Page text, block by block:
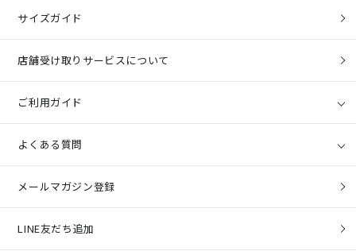
サイズガイド
店舗受け取りサービスについて
ご利用ガイド
よくある質問
メールマガジン登録
LINE友だち追加